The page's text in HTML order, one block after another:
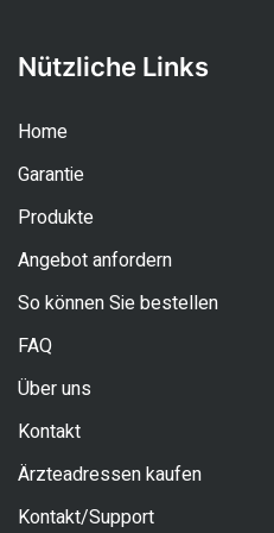
Nützliche Links
Home
Garantie
Produkte
Angebot anfordern
So können Sie bestellen
FAQ
Über uns
Kontakt
Ärzteadressen kaufen
Kontakt/Support